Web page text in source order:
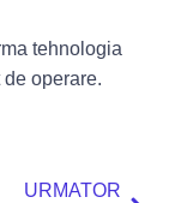
tehnologia
operare.
URMATOR